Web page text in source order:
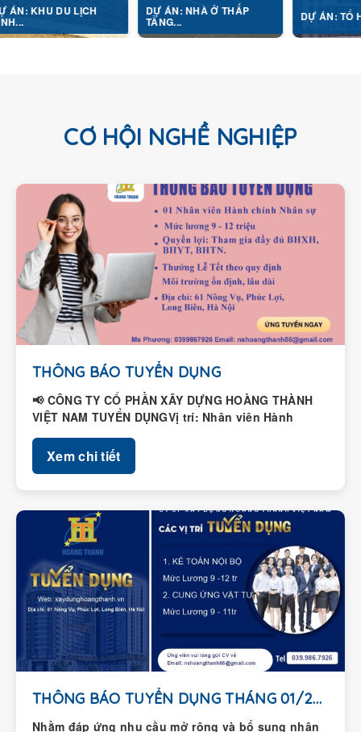
LỊCH DỰ ÁN: NHÀ Ở THẤP DỰ ÁN: TỔ HỢP Y TẾ...
CƠ HỘI NGHỀ NGHIỆP
THÔNG BÁO TUYỂN DỤNG
📢 CÔNG TY CỔ PHẦN XÂY DỰNG HOÀNG THÀNH
VIỆT NAM TUYỂN DỤNGVị trí: Nhân viên Hành
chính – Nhân...
Xem chi tiết
THÔNG BÁO TUYỂN DỤNG THÁNG 01/2026
Nhằm đáp ứng nhu cầu mở rộng và bổ sung nhân